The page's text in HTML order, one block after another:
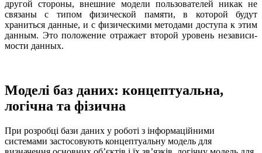
другой стороны, внешние модели пользователей никак не
связаны с типом физической памяти, в ко­торой будут
храниться данные, и с физическими методами доступа к этим
данным. Это положение отражает второй уровень независи­
мости данных.
Моделі баз даних: концептуальна,
логічна та фізична
При розробці бази даних у роботі з інформаційними
системами застосовують концептуальну модель для